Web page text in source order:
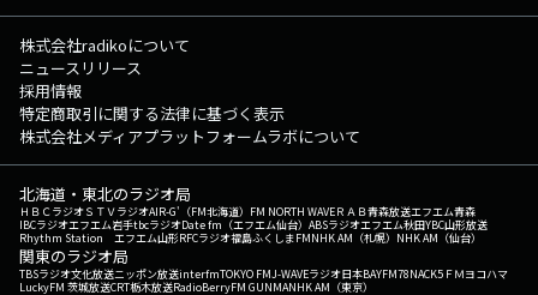
株式会社radikoについて
ニュースリリース
採用情報
特定商取引に関する法律に基づく表示
株式会社メディアプラットフォームラボについて
北海道・東北のラジオ局
ＨＢＣラジオＳＴＶラジオAIR-G'（FM北海道） FM NORTH WAVEＲＡＢ青森放送エフエム青森
IBCラジオエフエム岩手tbcラジオDate fm（エフエム仙台） ABSラジオエフエム秋田YBC山形放送
Rhythm Station エフエム山形RFCラジオ福島ふくしまFMNHK AM（札幌） NHK AM（仙台）
関東のラジオ局
TBSラジオ文化放送ニッポン放送interfmTOKYO FMJ-WAVEラジオ日本BAYFM78NACK5 ＦＭヨコハマ
LuckyFM 茨城放送CRT栃木放送RadioBerryFM GUNMANHK AM（東京）